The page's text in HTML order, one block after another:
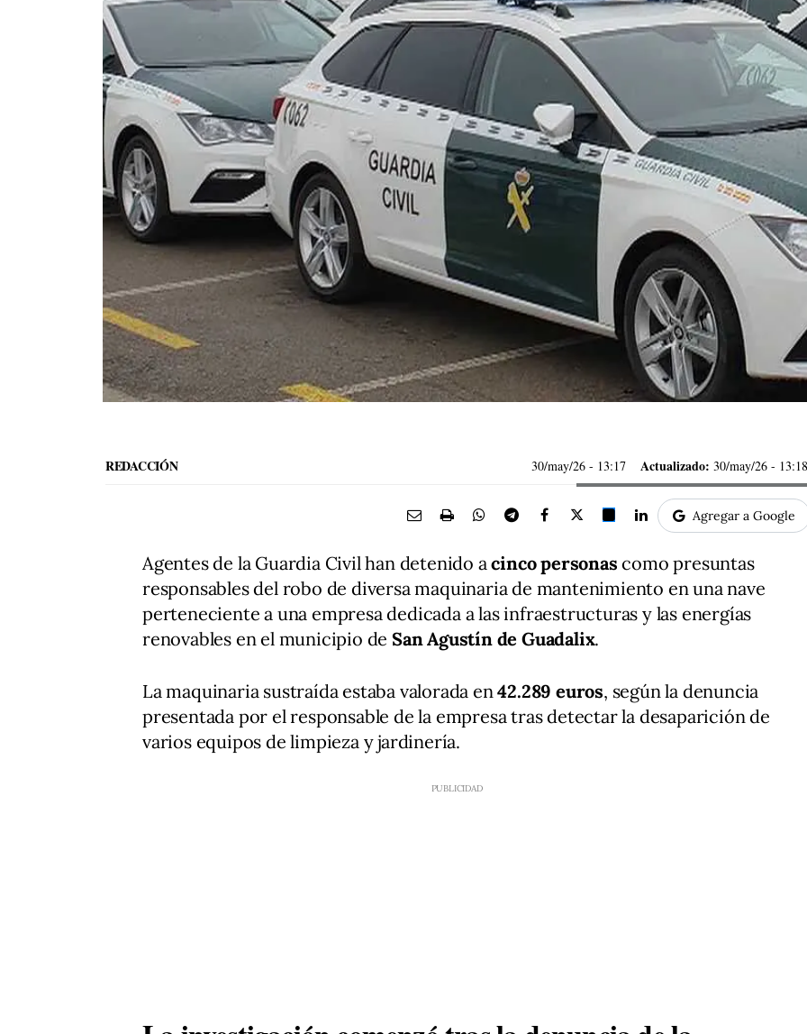
REDACCIÓN 30/may/26 - 13:17 Actualizado: 30/may/26 - 13:18
Agregar a Google
Agentes de la Guardia Civil han detenido acinco personas como presuntas
responsables del robo de diversa maquinaria de mantenimiento en una nave
perteneciente a una empresa dedicada a las infraestructuras y las energías
renovables en el municipio deSan Agustín de Guadalix.
La maquinaria sustraída estaba valorada en42.289 euros, según la denuncia
presentada por el responsable de la empresa tras detectar la desaparición de
varios equipos de limpieza y jardinería.